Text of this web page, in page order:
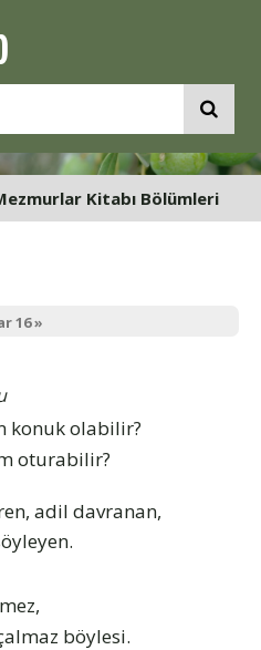
Kitabı Bölümleri
16 »
konuk olabilir?
oturabilir?
adil davranan,
böylesi.